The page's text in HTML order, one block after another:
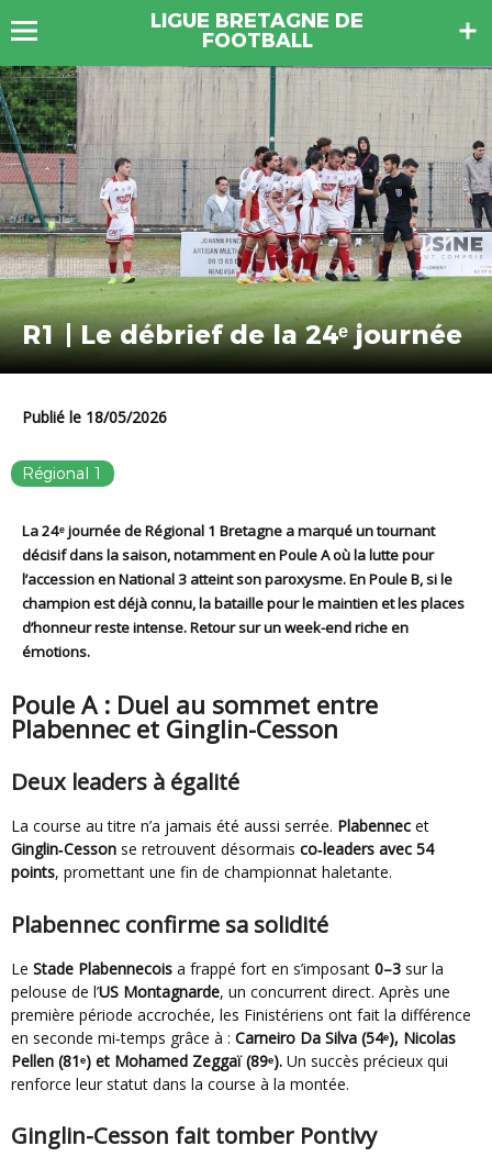
LIGUE BRETAGNE DE
FOOTBALL
R1 | Le débrief de la 24ᵉ journée
Publié le 18/05/2026
Régional 1
La 24ᵉ journée de Régional 1 Bretagne a marqué untournant
décisif dans la saison, notamment enPoule Aoù la lutte pour
l’accession en National 3 atteint son paroxysme. En Poule B, si le
champion est déjà connu, la bataille pour le maintien et les places
d’honneur reste intense. Retour sur un week-end riche en
émotions.
Poule A : Duel au sommet entre
Plabennec et Ginglin-Cesson
Deux leaders à égalité
La course au titre n’a jamais été aussi serrée. Plabennec et
Ginglin‑Cesson se retrouvent désormais co‑leaders avec 54
points, promettant une fin de championnat haletante.
Plabennec confirme sa solidité
Le Stade Plabennecois a frappé fort en s’imposant 0–3 sur la
pelouse de l’US Montagnarde, un concurrent direct. Après une
première période accrochée, les Finistériens ont fait la différence
en seconde mi‑temps grâce à : Carneiro Da Silva (54ᵉ), Nicolas
Pellen (81ᵉ) et Mohamed Zeggaï (89ᵉ). Un succès précieux qui
renforce leur statut dans la course à la montée.
Ginglin-Cesson fait tomber Pontivy